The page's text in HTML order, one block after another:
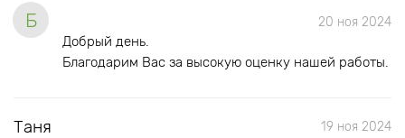
Б 20 ноя 2024
Добрый день.
Благодарим Вас за высокую оценку нашей работы.
Таня 19 ноя 2024